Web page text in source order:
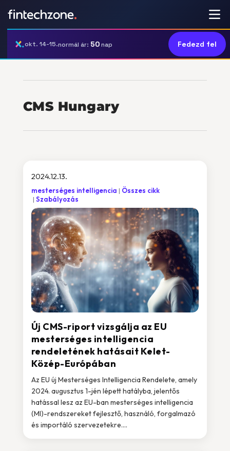
okt. 14-15.normál ár: 50nap Fedezd fel
CMS Hungary
Új CMS-riport vizsgálja az EU
mesterséges intelligencia
rendeletének hatásait Kelet-
Közép-Európában
2024.12.13.
mesterséges intelligencia
Összes cikk
Szabályozás
Az EU új Mesterséges Intelligencia Rendelete, amely
2024. augusztus 1-jén lépett hatályba, jelentős
hatással lesz az EU-ban mesterséges intelligencia
(MI)-rendszereket fejlesztő, használó, forgalmazó
és importáló szervezetekre....